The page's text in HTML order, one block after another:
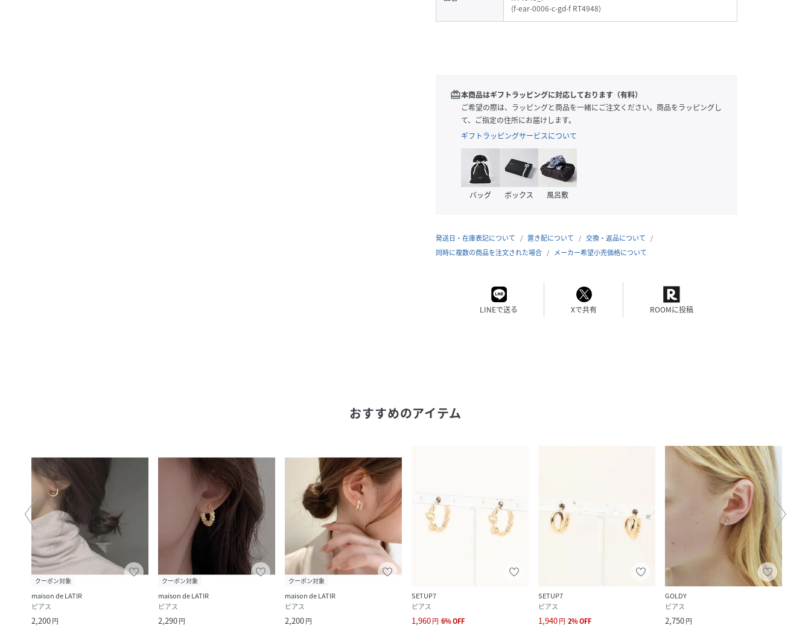
(f-ear-0006-c-gd-f RT4948)
redeem本商品はギフトラッピングに対応しております（有料）
ご希望の際は、ラッピングと商品を一緒にご注文ください。商品をラッピングし
て、ご指定の住所にお届けします。
ギフトラッピングサービスについて
バッグ ボックス 風呂敷
発送日・在庫表記について 置き配について
交換・返品について
同時に複数の商品を注文された場合
メーカー希望小売価格について
LINEで送る Xで共有 ROOMに投稿
おすすめのアイテム
クーポン対象
maison de LATIR
ピアス
2,200円
クーポン対象
maison de LATIR
ピアス
2,290円
クーポン対象
maison de LATIR
ピアス
2,200円
SETUP7
ピアス
1,960円 6%OFF
SETUP7
ピアス
1,940円 2%OFF
GOLDY
ピアス
2,750円